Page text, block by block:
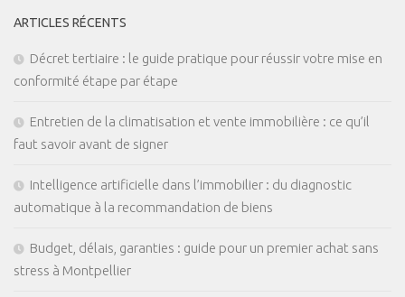
ARTICLES RÉCENTS
Décret tertiaire : le guide pratique pour réussir votre mise en
conformité étape par étape
Entretien de la climatisation et vente immobilière : ce qu’il
faut savoir avant de signer
Intelligence artificielle dans l’immobilier : du diagnostic
automatique à la recommandation de biens
Budget, délais, garanties : guide pour un premier achat sans
stress à Montpellier